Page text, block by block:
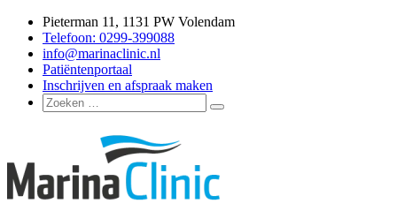
naar
inhoud
Pieterman 11, 1131 PW Volendam
Telefoon: 0299-399088
info@marinaclinic.nl
Patiëntenportaal
Inschrijven en afspraak maken
Zoeken
naar:
Zoeken